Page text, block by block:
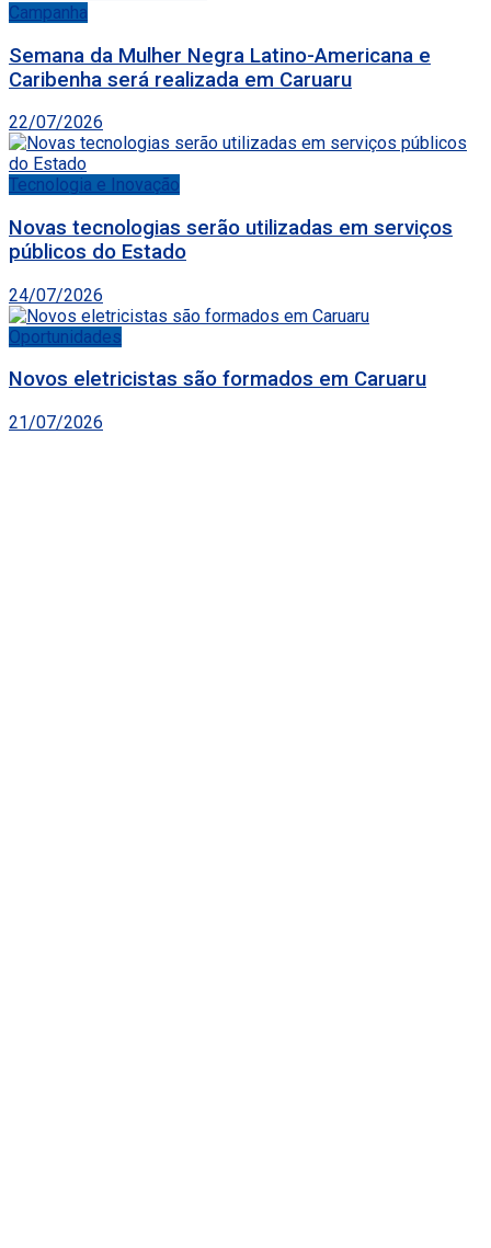
Campanha
Semana da Mulher Negra Latino-Americana e
Caribenha será realizada em Caruaru
22/07/2026
Tecnologia e Inovação
Novas tecnologias serão utilizadas em serviços
públicos do Estado
24/07/2026
Oportunidades
Novos eletricistas são formados em Caruaru
21/07/2026